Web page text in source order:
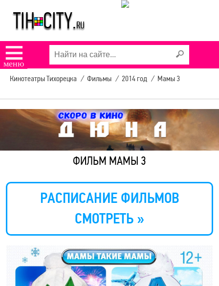
☰
меню
Кинотеатры Тихорецка / Фильмы / 2014 год / Мамы 3
ФИЛЬМ МАМЫ 3
РАСПИСАНИЕ ФИЛЬМОВ
СМОТРЕТЬ »